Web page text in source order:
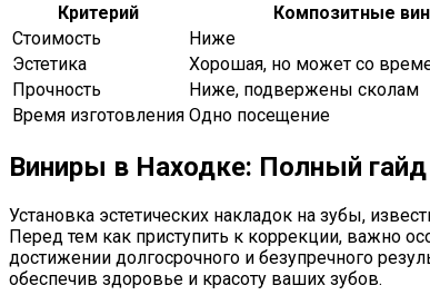
Критерий
Композитные
Стоимость
Ниже
Эстетика
Хорошая, но может со
Прочность
Ниже, подвержены сколам
Время изготовления Одно посещение
Виниры в Находке: Полный
Установка эстетических накладок на зубы,
Перед тем как приступить к коррекции, важно
достижении долгосрочного и безупречного
обеспечив здоровье и красоту ваших зубов.